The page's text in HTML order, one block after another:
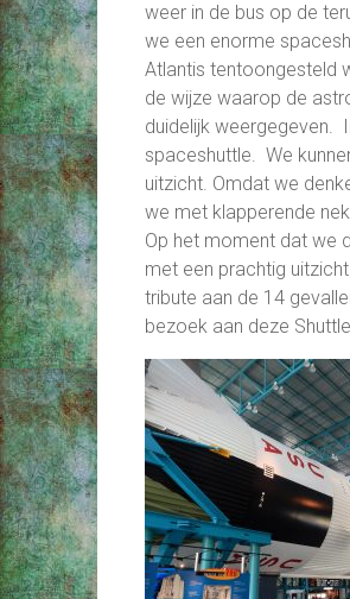
weer in de bus op de
we een enorme
Atlantis tentoongesteld
de wijze waarop de
duidelijk weergegeven.
spaceshuttle. We
uitzicht. Omdat we
we met klapperende
Op het moment dat we
met een prachtig
tribute aan de 14
bezoek aan deze